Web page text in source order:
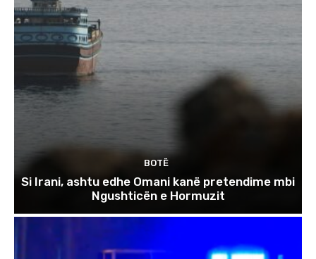
BOTË
Si Irani, ashtu edhe Omani kanë pretendime mbi
Ngushticën e Hormuzit